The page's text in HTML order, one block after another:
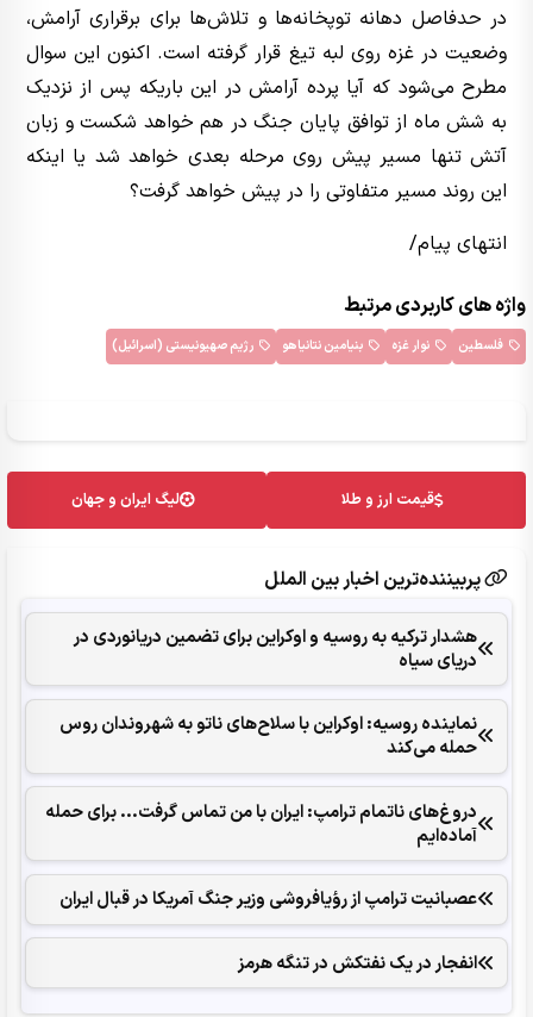
در حدفاصل دهانه توپخانه‌ها و تلاش‌ها برای برقراری آرامش،
وضعیت در غزه روی لبه تیغ قرار گرفته است. اکنون این سوال
مطرح می‌شود که آیا پرده آرامش در این باریکه پس از نزدیک
به شش ماه از توافق پایان جنگ در هم خواهد شکست و زبان
آتش تنها مسیر پیش روی مرحله بعدی خواهد شد یا اینکه
این روند مسیر متفاوتی را در پیش خواهد گرفت؟
انتهای پیام/
واژه های کاربردی مرتبط
فلسطین نوار غزه بنیامین نتانیاهو رژیم صهیونیستی (اسرائیل)
قیمت ارز و طلا لیگ ایران و جهان
پربیننده‌ترین اخبار بین الملل
هشدار ترکیه به روسیه و اوکراین برای تضمین دریانوردی در
دریای سیاه
نماینده روسیه: اوکراین با سلاح‌های ناتو به شهروندان روس
حمله می‌کند
دروغ‌های ناتمام ترامپ: ایران با من تماس گرفت... برای حمله
آماده‌ایم
عصبانیت ترامپ از رؤیافروشی وزیر جنگ آمریکا در قبال ایران
انفجار در یک نفتکش در تنگه هرمز